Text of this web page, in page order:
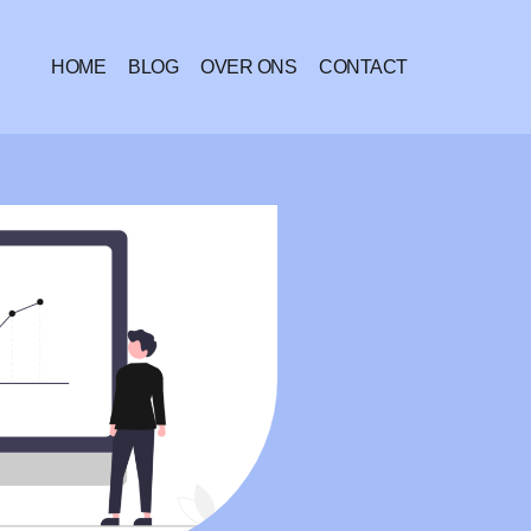
HOME BLOG OVER ONS CONTACT